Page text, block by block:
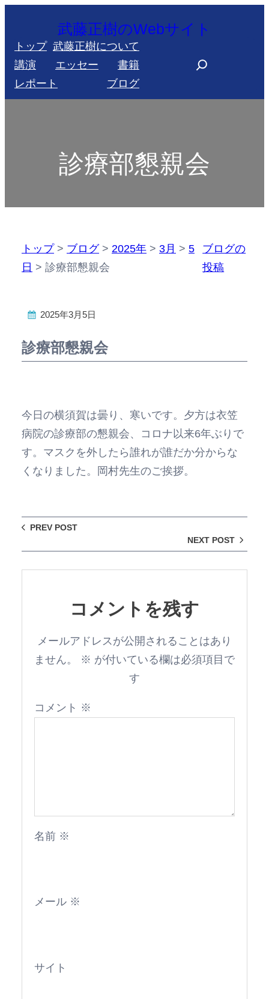
を
ス
キ
武藤正樹のWebサイト
トップ 武藤正樹について
講演
エッセー
書籍
レポート
ブログ
診療部懇親会
トップ> ブログ> 2025年 > 3月 > 5
日 > 診療部懇親会
ブログの
投稿
2025年3月5日
診療部懇親会
今日の横須賀は曇り、寒いです。夕方は衣笠
病院の診療部の懇親会、コロナ以来6年ぶりで
す。マスクを外したら誰れが誰だか分からな
くなりました。岡村先生のご挨拶。
PREV POST
NEXT POST
コメントを残す
メールアドレスが公開されることはあり
ません。
※ が付いている欄は必須項目で
す
コメント ※
名前 ※
メール ※
サイト